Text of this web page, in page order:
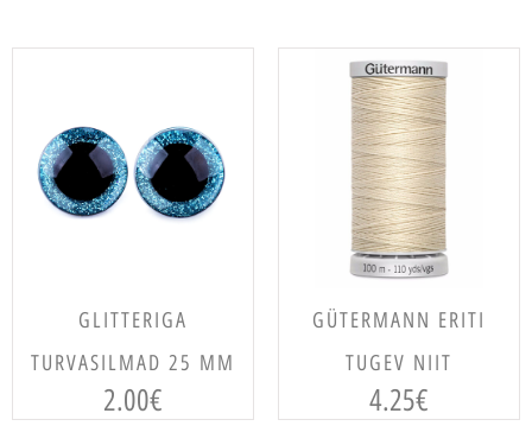
VALI
GLITTERIGA
TURVASILMAD 25 MM
2.00€
LISA KORVI
GÜTERMANN ERITI
TUGEV NIIT
4.25€